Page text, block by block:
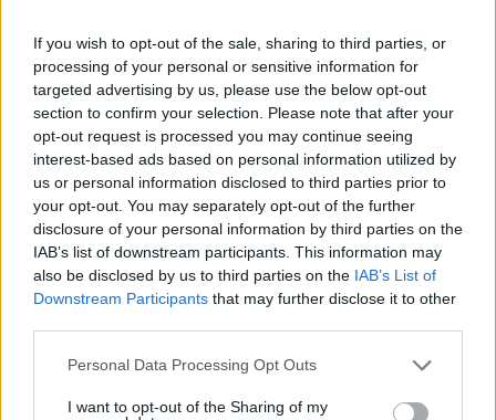
If you wish to opt-out of the sale, sharing to third parties, or
processing of your personal or sensitive information for
targeted advertising by us, please use the below opt-out
section to confirm your selection. Please note that after your
opt-out request is processed you may continue seeing
interest-based ads based on personal information utilized by
us or personal information disclosed to third parties prior to
your opt-out. You may separately opt-out of the further
disclosure of your personal information by third parties on the
IAB’s list of downstream participants. This information may
also be disclosed by us to third parties on the IAB’s List of
Downstream Participants that may further disclose it to other
Please note that this website/app uses one or more Google
not limited to your visit or usage behaviour. You may click to
Personal Data Processing Opt Outs
I want to opt-out of the Sharing of my
Loaded:
100.00%
Η Κολομβία κηρύχθηκε σε κατάσταση «εθνικής
καταστροφής» μετά τον σεισμό των 7,4 Ρίχτερ:
Πάνω από 110 νεκροί, ανάμεσά τους και παιδιά,
έρευνες για εγκλωβισμένους
πριν 41 λεπτά